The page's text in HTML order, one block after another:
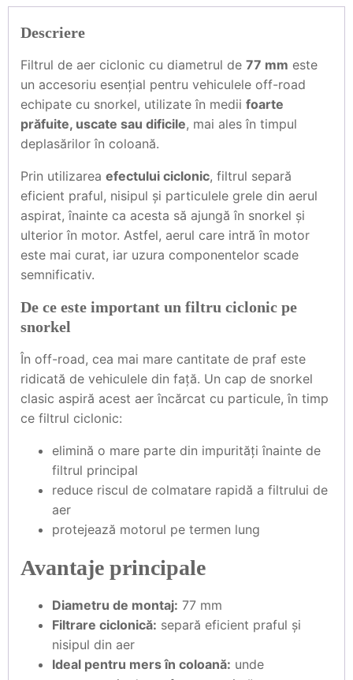
Descriere
Filtrul de aer ciclonic cu diametrul de 77 mm este
un accesoriu esențial pentru vehiculele off-road
echipate cu snorkel, utilizate în medii foarte
prăfuite, uscate sau dificile, mai ales în timpul
deplasărilor în coloană.
Prin utilizarea efectului ciclonic, filtrul separă
eficient praful, nisipul și particulele grele din aerul
aspirat, înainte ca acesta să ajungă în snorkel și
ulterior în motor. Astfel, aerul care intră în motor
este mai curat, iar uzura componentelor scade
semnificativ.
De ce este important un filtru ciclonic pe
snorkel
În off-road, cea mai mare cantitate de praf este
ridicată de vehiculele din față. Un cap de snorkel
clasic aspiră acest aer încărcat cu particule, în timp
ce filtrul ciclonic:
elimină o mare parte din impurități înainte de
filtrul principal
reduce riscul de colmatare rapidă a filtrului de
aer
protejează motorul pe termen lung
Avantaje principale
Diametru de montaj: 77 mm
Filtrare ciclonică: separă eficient praful și
nisipul din aer
Ideal pentru mers în coloană: unde